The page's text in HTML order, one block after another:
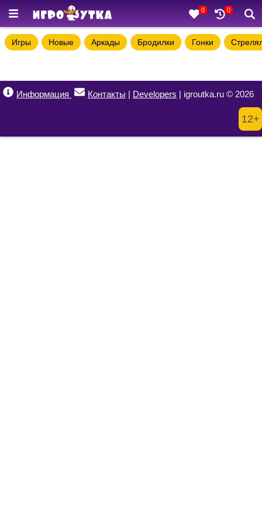
0 0
Игры Новые Аркады Бродилки Гонки
Информация Контакты | Developers | igroutka.ru © 2026
12+